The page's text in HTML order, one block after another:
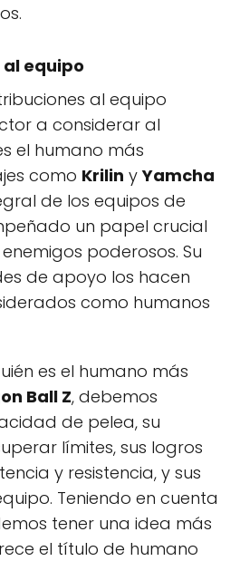
equipo
al equipo
a considerar al
el humano más
como Krilin yYamcha
de los equipos de
un papel crucial
poderosos. Su
de apoyo los hacen
como humanos
es el humano más
Ball Z, debemos
de pelea, su
límites, sus logros
y resistencia, y sus
Teniendo en cuenta
tener una idea más
el título de humano